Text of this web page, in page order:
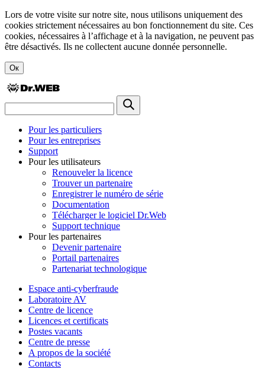
Lors de votre visite sur notre site, nous utilisons uniquement des
cookies strictement nécessaires au bon fonctionnement du site. Ces
cookies, nécessaires à l’affichage et à la navigation, ne peuvent pas
être désactivés. Ils ne collectent aucune donnée personnelle.
Ок
Pour les particuliers
Pour les entreprises
Support
Pour les utilisateurs
Renouveler la licence
Trouver un partenaire
Enregistrer le numéro de série
Documentation
Télécharger le logiciel Dr.Web
Support technique
Pour les partenaires
Devenir partenaire
Portail partenaires
Partenariat technologique
Espace anti-cyberfraude
Laboratoire AV
Centre de licence
Licences et certificats
Postes vacants
Centre de presse
A propos de la société
Contacts